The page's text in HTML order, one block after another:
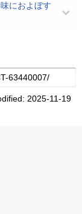
におよぼす
2025-11-19